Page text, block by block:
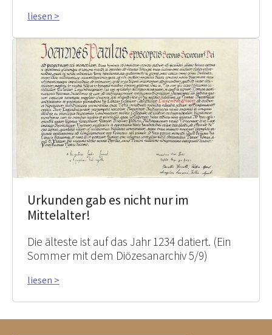
liesen >
Urkunden gab es nicht nur im
Mittelalter!
Die älteste ist auf das Jahr 1234 datiert. (Ein
Sommer mit dem Diözesanarchiv 5/9)
liesen >